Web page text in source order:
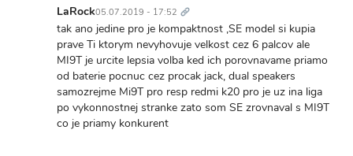
je
uz…
by
LaRock
LaRock05.07.2019 - 17:52 odkaz
In
reply
to
Oba
maju
6,39".
SE
tak ano jedine pro je kompaktnost ,SE model si kupia
prave Ti ktorym nevyhovuje velkost cez 6 palcov ale
MI9T je urcite lepsia volba ked ich porovnavame priamo
od baterie pocnuc cez procak jack, dual speakers
samozrejme Mi9T pro resp redmi k20 pro je uz ina liga
po vykonnostnej stranke zato som SE zrovnaval s MI9T
co je priamy konkurent